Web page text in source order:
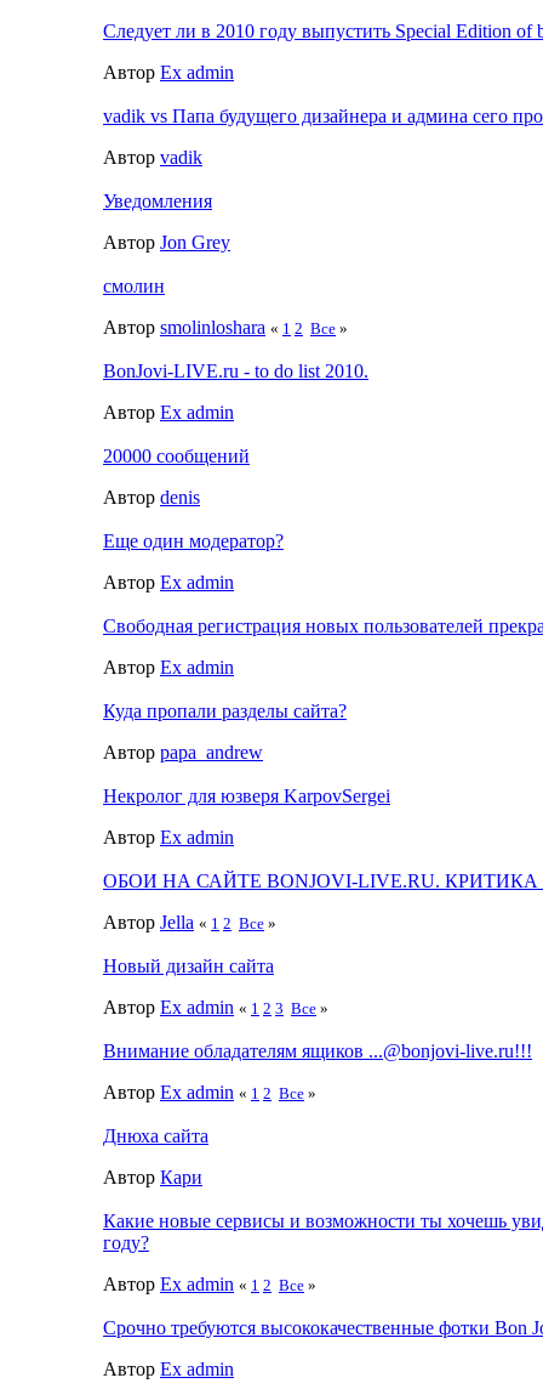
Следует ли в 2010 году выпустить Special Edition of
Автор Ex admin
vadik vs Папа будущего дизайнера и админа сего
Автор vadik
Уведомления
Автор Jon Grey
смолин
Автор smolinloshara « 1 2 Все »
BonJovi-LIVE.ru - to do list 2010.
Автор Ex admin
20000 сообщений
Автор denis
Еще один модератор?
Автор Ex admin
Свободная регистрация новых пользователей
Автор Ex admin
Куда пропали разделы сайта?
Автор papa_andrew
Некролог для юзверя KarpovSergei
Автор Ex admin
ОБОИ НА САЙТЕ BONJOVI-LIVE.RU.
Автор Jella « 1 2 Все »
Новый дизайн сайта
Автор Ex admin « 1 2 3 Все »
Внимание обладателям ящиков ...@bonjovi-live.ru!!!
Автор Ex admin « 1 2 Все »
Днюха сайта
Автор Кари
Какие новые сервисы и возможности ты хочешь
году?
Автор Ex admin « 1 2 Все »
Срочно требуются высококачественные фотки Bon
Автор Ex admin